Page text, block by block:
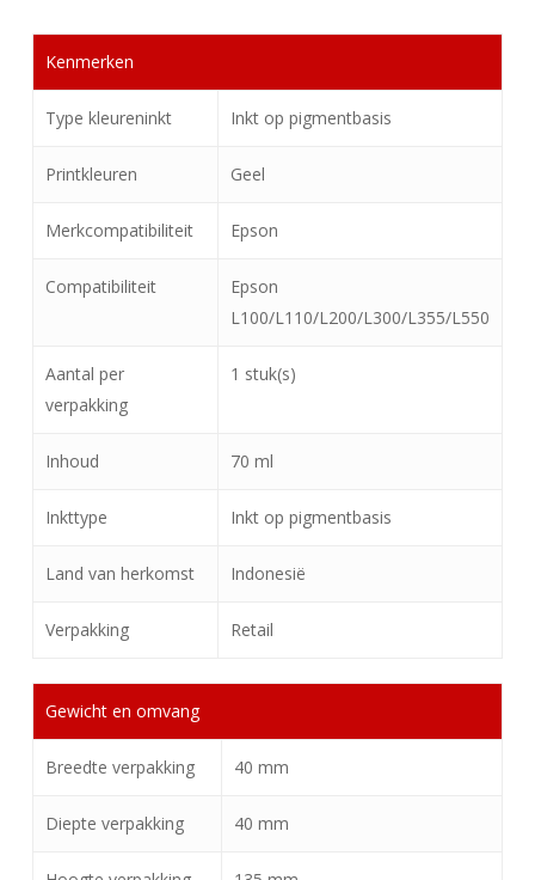
Kenmerken
Type kleureninkt Inkt op pigmentbasis
Printkleuren Geel
Merkcompatibiliteit Epson
Compatibiliteit
Epson
L100/L110/L200/L300/L355/L550
Aantal per
verpakking
1 stuk(s)
Inhoud 70 ml
Inkttype Inkt op pigmentbasis
Land van herkomst Indonesië
Verpakking Retail
Gewicht en omvang
Breedte verpakking 40 mm
Diepte verpakking 40 mm